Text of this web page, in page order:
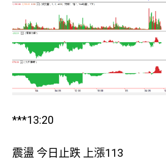
***13:20
震盪 今日止跌 上漲113